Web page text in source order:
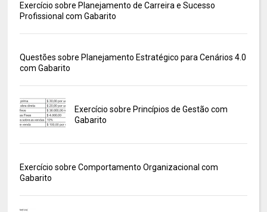
Exercício sobre Planejamento de Carreira e Sucesso
Profissional com Gabarito
Questões sobre Planejamento Estratégico para Cenários 4.0
com Gabarito
Exercício sobre Princípios de Gestão com
Gabarito
Exercício sobre Comportamento Organizacional com
Gabarito